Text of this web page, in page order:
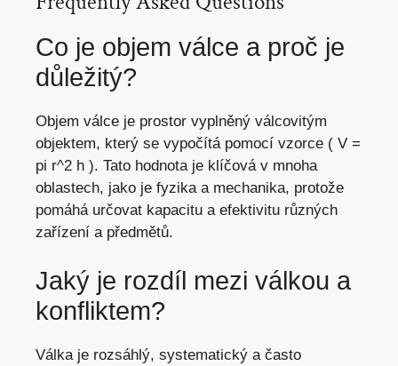
Co je objem válce a proč je
důležitý?
Objem válce je prostor vyplněný válcovitým
objektem, který se vypočítá pomocí vzorce ( V =
pi r^2 h ). Tato hodnota je klíčová v mnoha
oblastech, jako je fyzika a mechanika, protože
pomáhá určovat kapacitu a efektivitu různých
zařízení a předmětů.
Jaký je rozdíl mezi válkou a
konfliktem?
Válka je rozsáhlý, systematický a často